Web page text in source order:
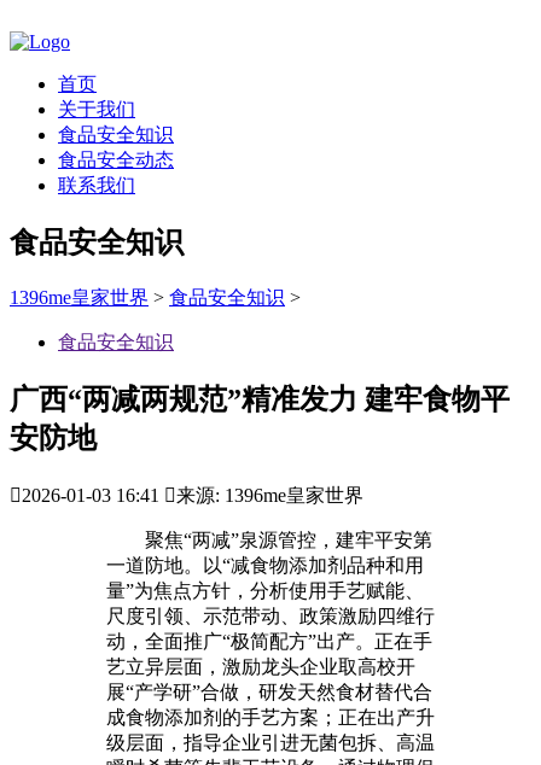
首页
关于我们
食品安全知识
食品安全动态
联系我们
食品安全知识
1396me皇家世界 > 食品安全知识 >
食品安全知识
广西“两减两规范”精准发力 建牢食物平
安防地
2026-01-03 16:41 来源: 1396me皇家世界
聚焦“两减”泉源管控，建牢平安第
一道防地。以“减食物添加剂品种和用
量”为焦点方针，分析使用手艺赋能、
尺度引领、示范带动、政策激励四维行
动，全面推广“极简配方”出产。正在手
艺立异层面，激励龙头企业取高校开
展“产学研”合做，研发天然食材替代合
成食物添加剂的手艺方案；正在出产升
级层面，指导企业引进无菌包拆、高温